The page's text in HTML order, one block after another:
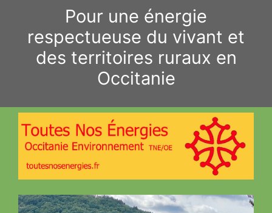
contenu
Pour une énergie
respectueuse du vivant et
des territoires ruraux en
Occitanie